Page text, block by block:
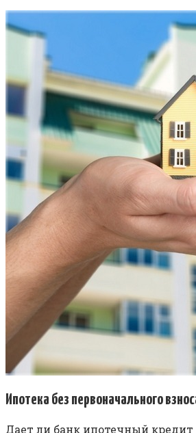
Ипотека без первоначального
Дает ли банк ипотечный кредит